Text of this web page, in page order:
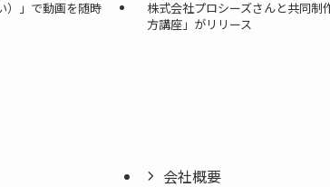
）」で動画を随時
株式会社プロシーズさんと共同
方講座」がリリース
会社概要